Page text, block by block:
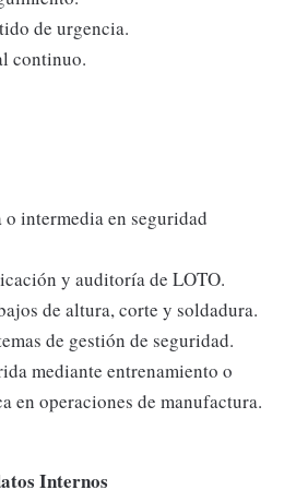
de urgencia.
continuo.
intermedia en seguridad
y auditoría de LOTO.
de altura, corte y soldadura.
de gestión de seguridad.
mediante entrenamiento o
en operaciones de manufactura.
Internos